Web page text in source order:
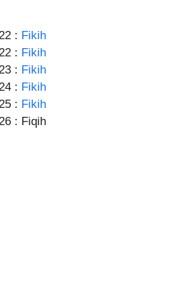
: Fikih
: Fikih
: Fikih
: Fikih
: Fikih
: Fiqih